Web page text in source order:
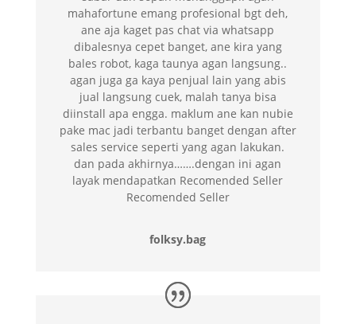
mahafortune emang profesional bgt deh,
ane aja kaget pas chat via whatsapp
dibalesnya cepet banget, ane kira yang
bales robot, kaga taunya agan langsung..
agan juga ga kaya penjual lain yang abis
jual langsung cuek, malah tanya bisa
diinstall apa engga. maklum ane kan nubie
pake mac jadi terbantu banget dengan after
sales service seperti yang agan lakukan.
dan pada akhirnya…….dengan ini agan
layak mendapatkan Recomended Seller
Recomended Seller
folksy.bag